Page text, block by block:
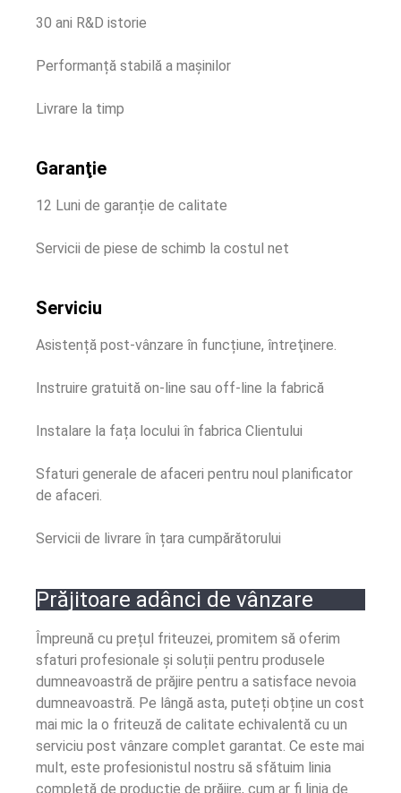
30 ani R&D istorie
Performanță stabilă a mașinilor
Livrare la timp
Garanţie
12 Luni de garanție de calitate
Servicii de piese de schimb la costul net
Serviciu
Asistență post-vânzare în funcțiune, întreţinere.
Instruire gratuită on-line sau off-line la fabrică
Instalare la fața locului în fabrica Clientului
Sfaturi generale de afaceri pentru noul planificator
de afaceri.
Servicii de livrare în țara cumpărătorului
Prăjitoare adânci de vânzare
Împreună cu prețul friteuzei, promitem să oferim
sfaturi profesionale și soluții pentru produsele
dumneavoastră de prăjire pentru a satisface nevoia
dumneavoastră. Pe lângă asta, puteți obține un cost
mai mic la o friteuză de calitate echivalentă cu un
serviciu post vânzare complet garantat. Ce este mai
mult, este profesionistul nostru să sfătuim linia
completă de producție de prăjire, cum ar fi linia de